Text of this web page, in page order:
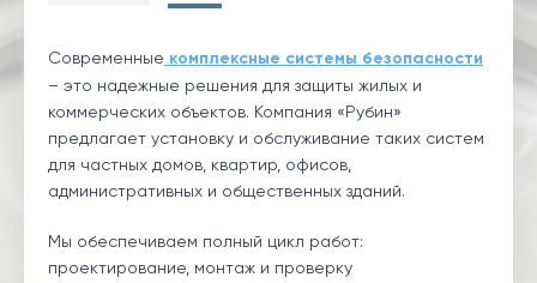
Современные комплексные системы безопасности
– это надежные решения для защиты жилых и
коммерческих объектов. Компания «Рубин»
предлагает установку и обслуживание таких систем
для частных домов, квартир, офисов,
административных и общественных зданий.
Мы обеспечиваем полный цикл работ:
проектирование, монтаж и проверку